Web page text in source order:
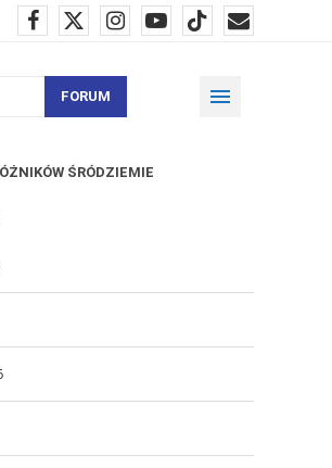
FORUM
ŚRÓDZIEMIE